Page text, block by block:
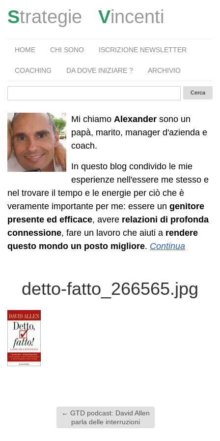
Strategie Vincenti
HOME CHI SONO ISCRIZIONE NEWSLETTER
COACHING DA DOVE INIZIARE ? ARCHIVIO
Mi chiamo Alexander sono un
papà, marito, manager d'azienda e
coach.
In questo blog condivido le mie
esperienze nell'essere me stesso e
nel trovare il tempo e le energie per ciò che è
veramente importante per me: essere un genitore
presente ed efficace, avere relazioni di profonda
connessione, fare un lavoro che aiuti a rendere
questo mondo un posto migliore. Continua
detto-fatto_266565.jpg
← GTD podcast: David Allen
parla delle interruzioni